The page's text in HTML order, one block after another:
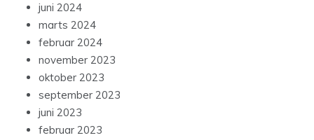
juni 2024
marts 2024
februar 2024
november 2023
oktober 2023
september 2023
juni 2023
februar 2023